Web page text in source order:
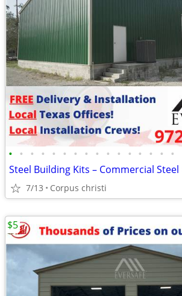
• • • • • • • • • • • • • • • •
Steel Building Kits – Commercial
7/13 Corpus christi
$5